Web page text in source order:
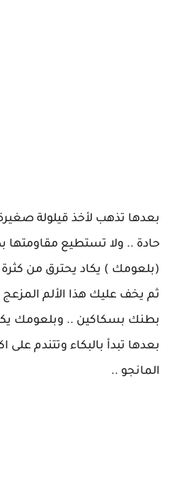
بعدها تذهب لأخذ قيلولة
حادة .. ولا تستطيع مقاومتها
(بلعومك ) يكاد يحترق من كثرة
ثم يخف عليك هذا الألم
بطنك بسكاكين .. وبلعومك
بعدها تبدأ بالبكاء وتتندم
المانجو ..